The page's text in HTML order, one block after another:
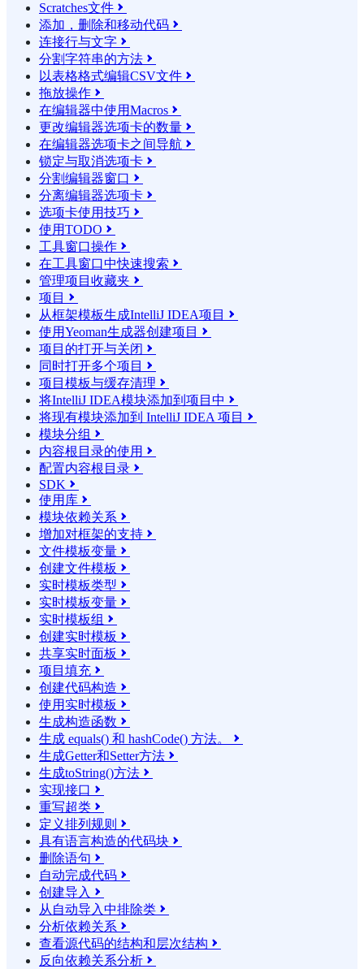
Scratches文件 
添加，删除和移动代码 
连接行与文字 
分割字符串的方法 
以表格格式编辑CSV文件 
拖放操作 
在编辑器中使用Macros 
更改编辑器选项卡的数量 
在编辑器选项卡之间导航 
锁定与取消选项卡 
分割编辑器窗口 
分离编辑器选项卡 
选项卡使用技巧 
使用TODO 
工具窗口操作 
在工具窗口中快速搜索 
管理项目收藏夹 
项目 
从框架模板生成IntelliJ IDEA项目 
使用Yeoman生成器创建项目 
项目的打开与关闭 
同时打开多个项目 
项目模板与缓存清理 
将IntelliJ IDEA模块添加到项目中 
将现有模块添加到 IntelliJ IDEA 项目 
模块分组 
内容根目录的使用 
配置内容根目录 
SDK 
使用库 
模块依赖关系 
增加对框架的支持 
文件模板变量 
创建文件模板 
实时模板类型 
实时模板变量 
实时模板组 
创建实时模板 
共享实时面板 
项目填充 
创建代码构造 
使用实时模板 
生成构造函数 
生成 equals() 和 hashCode() 方法。 
生成Getter和Setter方法 
生成toString()方法 
实现接口 
重写超类 
定义排列规则 
具有语言构造的代码块 
删除语句 
自动完成代码 
创建导入 
从自动导入中排除类 
分析依赖关系 
查看源代码的结构和层次结构 
反向依赖关系分析 